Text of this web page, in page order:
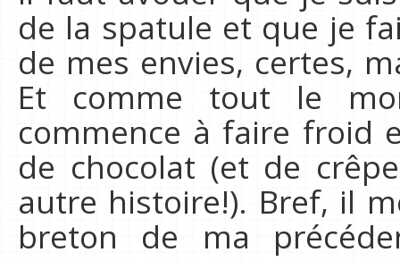
de la spatule et que je
de mes envies, certes,
Et comme tout le
commence à faire froid
de chocolat (et de
autre histoire!). Bref, il
breton de ma